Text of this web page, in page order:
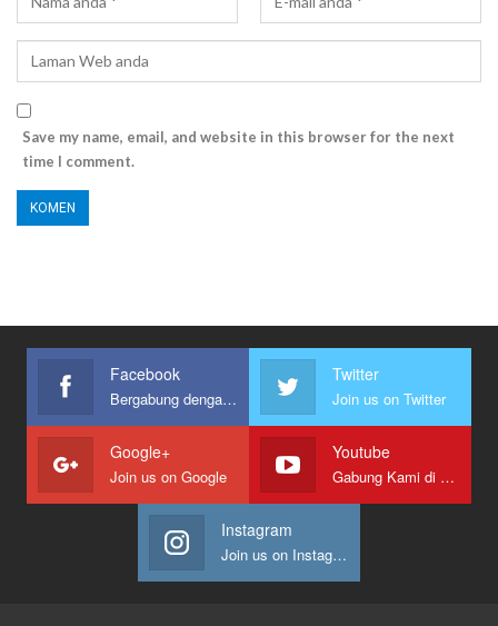
Save my name, email, and website in this browser for the next
time I comment.
Facebook
Bergabung dengan kami
Twitter
Join us on Twitter
Google+
Join us on Google
Youtube
Gabung Kami di Youtube
Instagram
Join us on Instagram